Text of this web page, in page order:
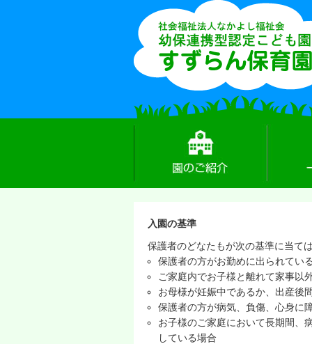
入園の基準
保護者のどなたもが次の基準に当て
保護者の方がお勤めに出られてい
ご家庭内でお子様と離れて家事以
お母様が妊娠中であるか、出産後
保護者の方が病気、負傷、心身に
お子様のご家庭において長期間、
している場合